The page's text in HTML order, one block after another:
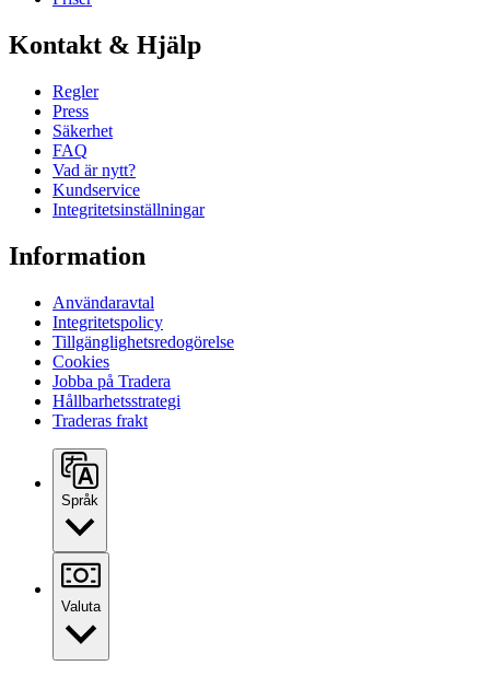
Kontakt & Hjälp
Regler
Press
Säkerhet
FAQ
Vad är nytt?
Kundservice
Integritetsinställningar
Information
Användaravtal
Integritetspolicy
Tillgänglighetsredogörelse
Cookies
Jobba på Tradera
Hållbarhetsstrategi
Traderas frakt
Språk
Valuta